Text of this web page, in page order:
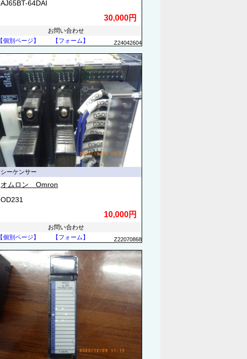
AJ65BT-64DAI
30,000円
お問い合わせ
【個別ページ】
【フォーム】 Z24042604
シーケンサー
オムロン Omron
OD231
10,000円
お問い合わせ
【個別ページ】
【フォーム】 Z22070868